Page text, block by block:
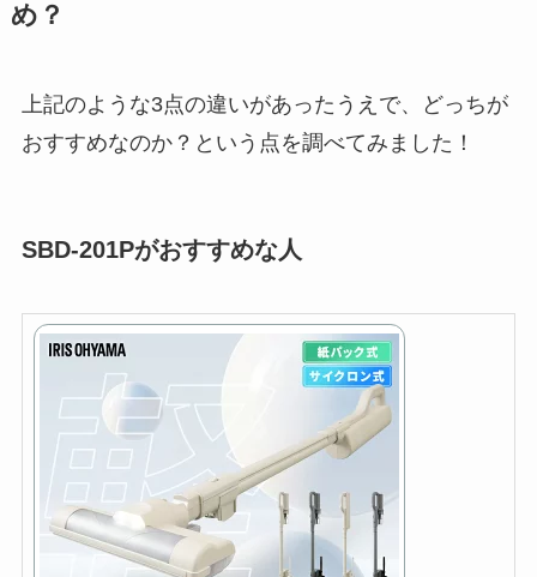
め？
上記のような3点の違いがあったうえで、どっちが
おすすめなのか？という点を調べてみました！
SBD-201Pがおすすめな人